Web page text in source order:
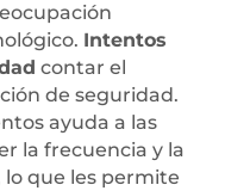
Intentos
contar el
de seguridad.
ayuda a las
la frecuencia y la
lo que les permite